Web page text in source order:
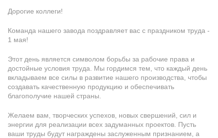
Дорогие коллеги!
Команда нашего завода поздравляет вас с праздником труда -
1 мая!
Этот день является символом борьбы за рабочие права и
достойные условия труда. Мы гордимся тем, что каждый день
вкладываем все силы в развитие нашего производства, чтобы
создавать качественную продукцию и обеспечивать
благополучие нашей страны.
Желаем вам, творческих успехов, новых свершений, сил и
энергии для реализации всех задуманных проектов. Пусть
ваши труды будут награждены заслуженным признанием, а